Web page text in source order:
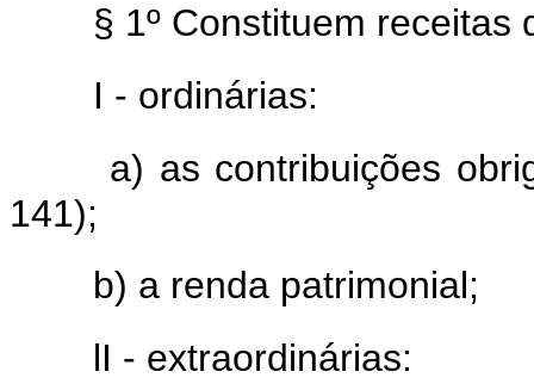
§ 1º Constituem receitas
I - ordinárias:
a) as contribuições
141);
b) a renda patrimonial;
lI - extraordinárias: